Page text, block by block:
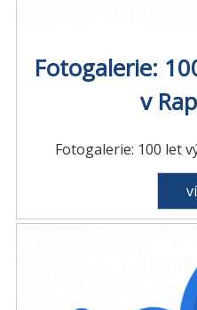
Fotogalerie:
v
Fotogalerie: 100 let